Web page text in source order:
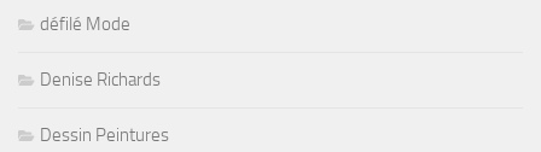
défilé Mode
Denise Richards
Dessin Peintures